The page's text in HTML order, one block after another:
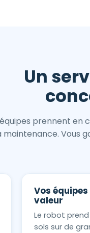
Un
prennent en
maintenance. Vous
Vos
valeur
Le robot
sols sur de